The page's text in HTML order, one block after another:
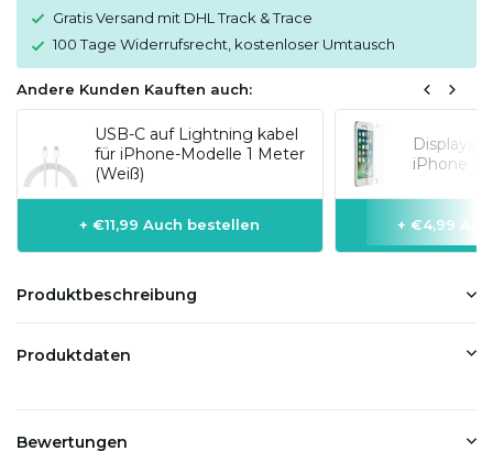
Gratis Versand mit DHL Track & Trace
100 Tage Widerrufsrecht, kostenloser Umtausch
Andere Kunden Kauften auch:
USB-C auf Lightning kabel
für iPhone-Modelle 1 Meter
(Weiß)
+ €11,99 Auch bestellen
iPhone
+ €4,99
Produktbeschreibung
Produktdaten
Bewertungen